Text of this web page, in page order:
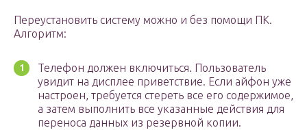
Переустановить систему можно и без помощи ПК.
Алгоритм:
Телефон должен включиться. Пользователь
увидит на дисплее приветствие. Если айфон уже
настроен, требуется стереть все его содержимое,
а затем выполнить все указанные действия для
переноса данных из резервной копии.